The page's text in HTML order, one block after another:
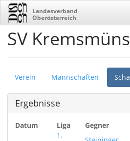
Landesverband
Oberösterreich
SV
Verein Mannschaften
Ergebnisse
Datum Liga Gegner
1.